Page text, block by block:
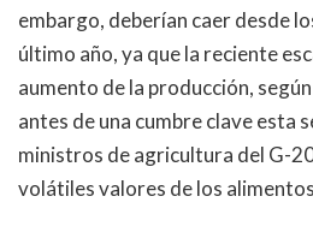
embargo, deberían caer desde
último año, ya que la reciente
aumento de la producción,
antes de una cumbre clave esta
ministros de agricultura del G-
volátiles valores de los